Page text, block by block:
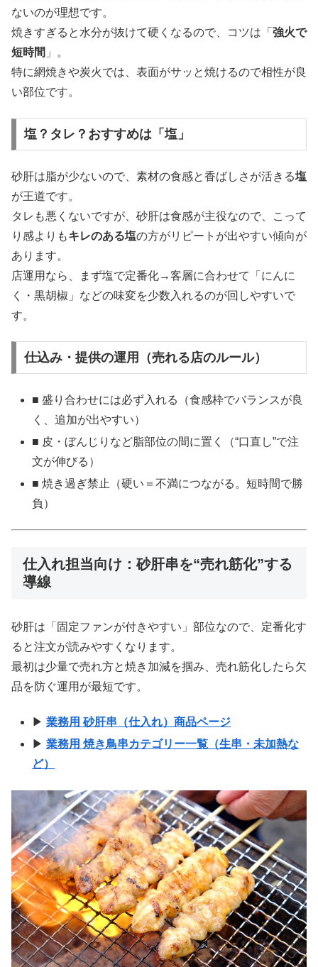
ないのが理想です。
焼きすぎると水分が抜けて硬くなるので、コツは「 強火で
短時間 」。
特に網焼きや炭火では、表面がサッと焼けるので相性が良
い部位です。
塩？タレ？おすすめは「塩」
砂肝は脂が少ないので、素材の食感と香ばしさが活きる塩
が王道です。
タレも悪くないですが、砂肝は食感が主役なので、こって
り感よりもキレのある塩の方がリピートが出やすい傾向が
あります。
店運用なら、まず塩で定番化→客層に合わせて「にんに
く・黒胡椒」などの味変を少数入れるのが回しやすいで
す。
仕込み・提供の運用（売れる店のルール）
■ 盛り合わせには必ず入れる（食感枠でバランスが良
く、追加が出やすい）
■ 皮・ぼんじりなど脂部位の間に置く（“口直し”で注
文が伸びる）
■ 焼き過ぎ禁止（硬い＝不満につながる。短時間で勝
負）
仕入れ担当向け：砂肝串を“売れ筋化”する
導線
砂肝は「固定ファンが付きやすい」部位なので、定番化す
ると注文が読みやすくなります。
最初は少量で売れ方と焼き加減を掴み、売れ筋化したら欠
品を防ぐ運用が最短です。
▶業務用 砂肝串（仕入れ）商品ページ
▶業務用 焼き鳥串カテゴリー一覧（生串・未加熱な
ど）